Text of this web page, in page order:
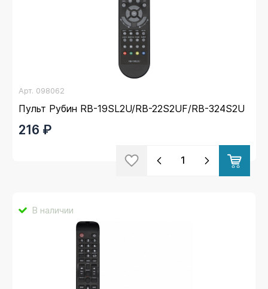
Арт. 098062
Пульт Рубин RB-19SL2U/RB-22S2UF/RB-324S2U
216 ₽
В наличии